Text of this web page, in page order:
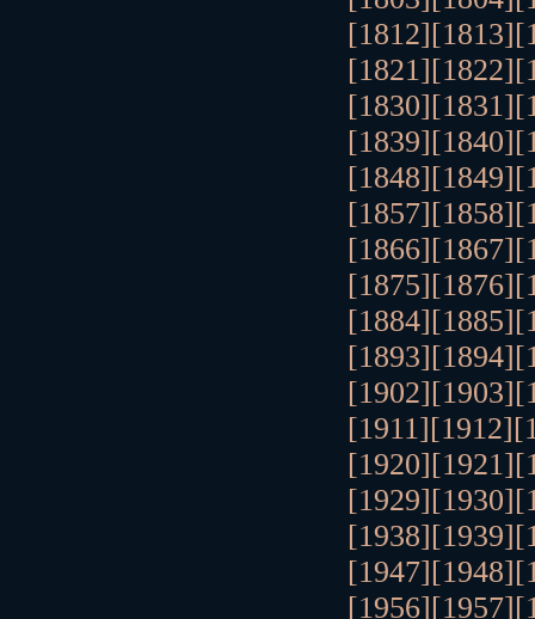
[1812][1813]
[1821][1822]
[1830][1831]
[1839][1840]
[1848][1849]
[1857][1858]
[1866][1867]
[1875][1876]
[1884][1885]
[1893][1894]
[1902][1903]
[1911][1912]
[1920][1921]
[1929][1930]
[1938][1939]
[1947][1948]
[1956][1957]